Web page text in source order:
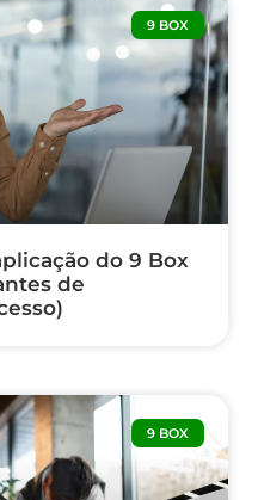
9 BOX
do 9 Box
de
9 BOX